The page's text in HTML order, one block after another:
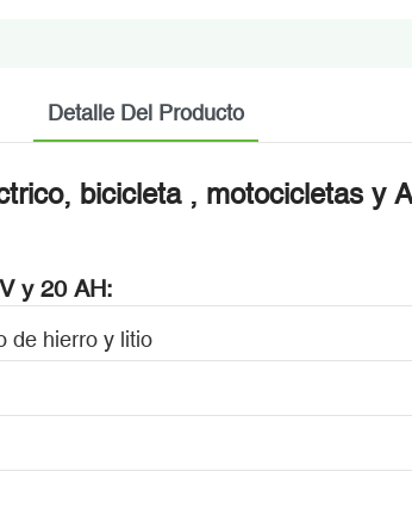
Detalle Del Producto
bicicleta , motocicletas y
y 20 AH:
de hierro y litio